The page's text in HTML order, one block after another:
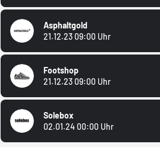
Asphaltgold
21.12.23 09:00 Uhr
Footshop
21.12.23 09:00 Uhr
Solebox
02.01.24 00:00 Uhr